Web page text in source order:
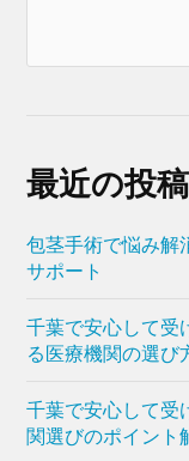
最近の投稿
包茎手術で悩み解
サポート
千葉で安心して受
る医療機関の選び
千葉で安心して受
関選びのポイント